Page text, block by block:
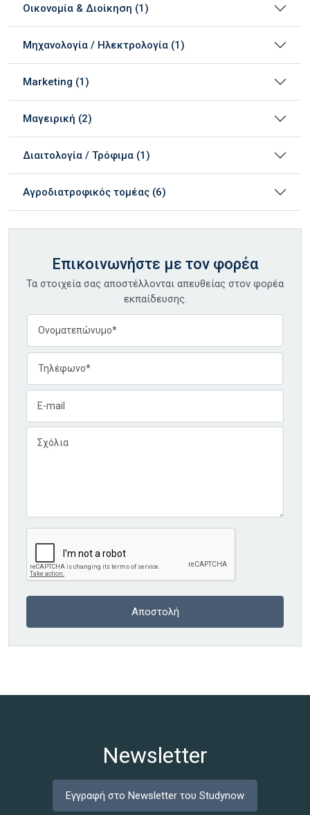
Οικονομία & Διοίκηση (1)
Μηχανολογία / Ηλεκτρολογία (1)
Marketing (1)
Μαγειρική (2)
Διαιτολογία / Τρόφιμα (1)
Αγροδιατροφικός τομέας (6)
Επικοινωνήστε με τον φορέα
Τα στοιχεία σας αποστέλλονται απευθείας στον φορέα
εκπαίδευσης.
Newsletter
Εγγραφή στο Newsletter του Studynow